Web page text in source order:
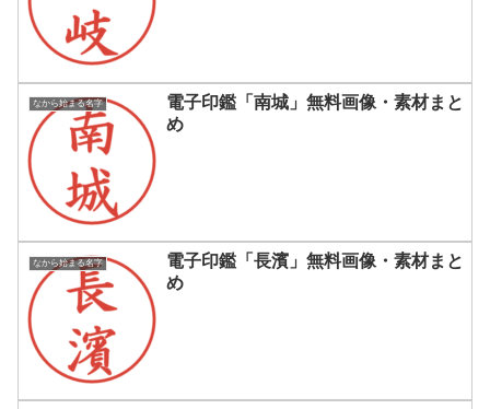
なから始まる名字
電子印鑑「南城」無料画像・素材まと
め
なから始まる名字
電子印鑑「長濱」無料画像・素材まと
め